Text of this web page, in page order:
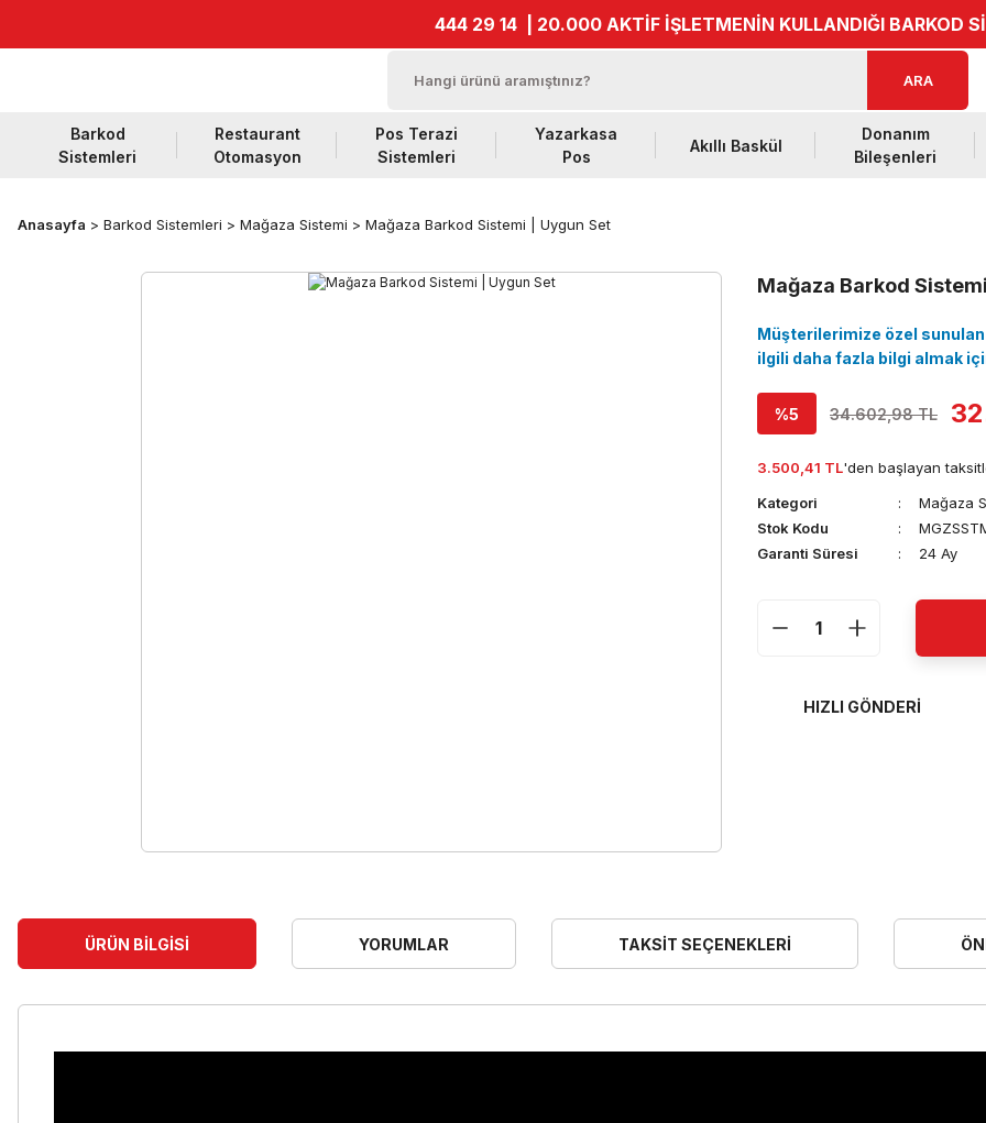
444 29 14 | 20.000 AKTİF İŞLETMENİN KULLANDIĞI BARKOD
ARA
Barkod
Sistemleri
Restaurant
Otomasyon
Pos Terazi
Sistemleri
Yazarkasa
Pos
Akıllı Baskül
Donanım
Bileşenleri
Anasayfa Barkod Sistemleri Mağaza Sistemi Mağaza Barkod Sistemi | Uygun Set
Mağaza Barkod
Müşterilerimize özel
ilgili daha fazla bilgi almak
%5 34.602,98 TL
3.500,41 TL'den başlayan
Kategori
Mağaza
Stok Kodu
Garanti Süresi
24 Ay
HIZLI GÖNDERI
ÜRÜN BILGISI YORUMLAR TAKSIT SEÇENEKLERI